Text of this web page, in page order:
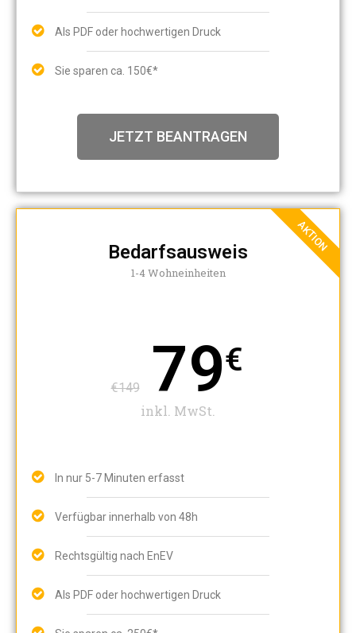
Als PDF oder hochwertigen Druck
Sie sparen ca. 150€*
JETZT BEANTRAGEN
Bedarfsausweis
1-4 Wohneinheiten
€149 79€
inkl. MwSt.
In nur 5-7 Minuten erfasst
Verfügbar innerhalb von 48h
Rechtsgültig nach EnEV
Als PDF oder hochwertigen Druck
AKTION